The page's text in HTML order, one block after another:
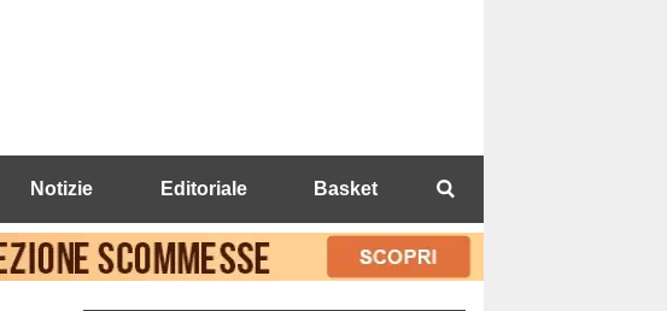
Notizie Editoriale Basket